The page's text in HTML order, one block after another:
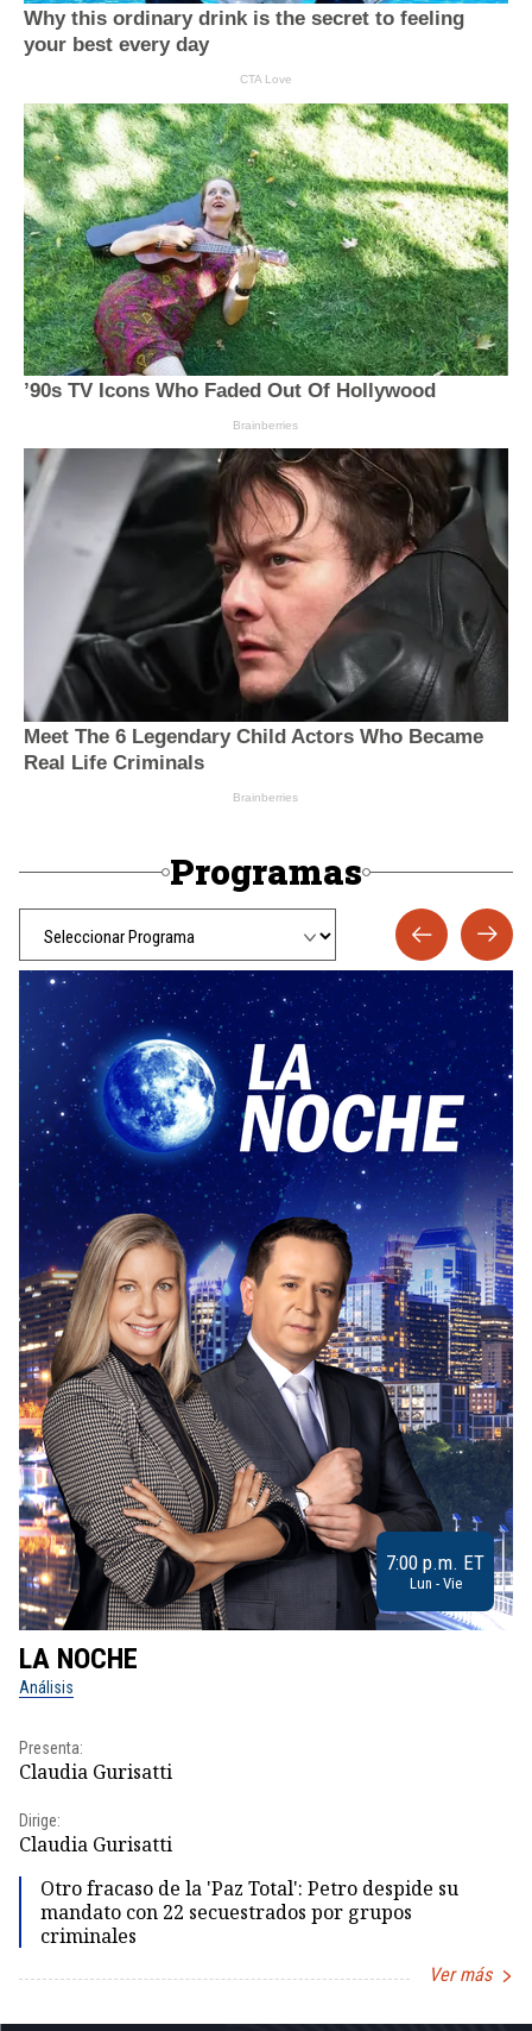
Programas
7:00 p.m. ET
Lun - Vie
LA NOCHE
Análisis
Presenta:
Claudia Gurisatti
Dirige:
Claudia Gurisatti
Otro fracaso de la 'Paz Total': Petro despide su
mandato con 22 secuestrados por grupos
criminales
Ver más
1